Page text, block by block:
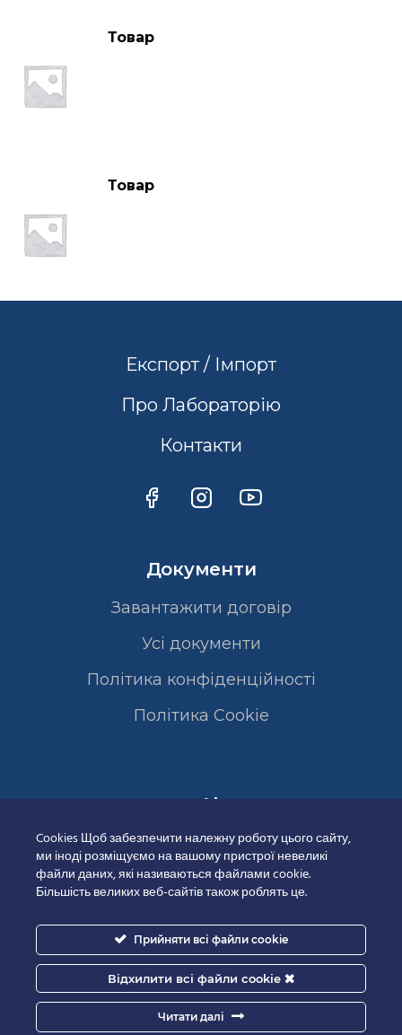
Товар
Товар
Експорт / Імпорт
Про Лабораторію
Контакти
Документи
Завантажити договір
Усі документи
Політика конфіденційності
Полiтика Cookie
Сертифікати
Cookies Щоб забезпечити належну роботу цього сайту,
ми іноді розміщуємо на вашому пристрої невеликі
файли даних, які називаються файлами cookie.
Більшість великих веб-сайтів також роблять це.
Прийняти всі файли cookie
Відхилити всі файли cookie
Читати далі